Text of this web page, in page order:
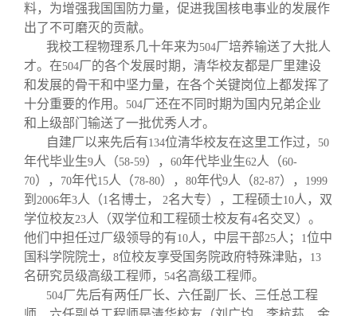
料，为增强我国国防力量，促进我国核电事业的发展作
出了不可磨灭的贡献。
我校工程物理系几十年来为504厂培养输送了大批人
才。在504厂的各个发展时期，清华校友都是厂里建设
和发展的骨干和中坚力量，在各个关键岗位上都发挥了
十分重要的作用。 504厂还在不同时期为国内兄弟企业
和上级部门输送了一批优秀人才。
自建厂以来先后有134位清华校友在这里工作过， 50
年代毕业生9人（58-59）， 60年代毕业生62 人（60-
70）， 70年代15人（78-80）， 80年代9人（82-87）， 1999
到 2006年3人（1 名博士， 2名大专），工程硕士10人，双
学位校友23人（双学位和工程硕士校友有4名交叉）。
他们中担任过厂级领导的有10人，中层干部25人； 1位中
国科学院院士， 8位校友享受国务院政府特殊津贴， 13
名研究员级高级工程师， 54名高级工程师。
504厂先后有两任厂长、六任副厂长、三任总工程